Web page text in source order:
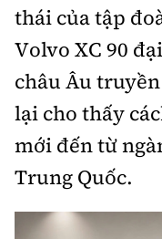
Lái xe an toàn
Bồi thường bảo
Xe xanh
Video
Review xe
Giới thiệu xe
Tư vấn
Ảnh
Ô tô
Xe máy
thái của tập
Volvo XC 90
châu Âu
lại cho thấy
mới đến từ
Trung Quốc.